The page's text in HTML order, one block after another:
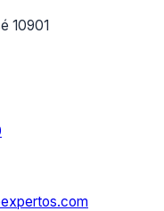
10901